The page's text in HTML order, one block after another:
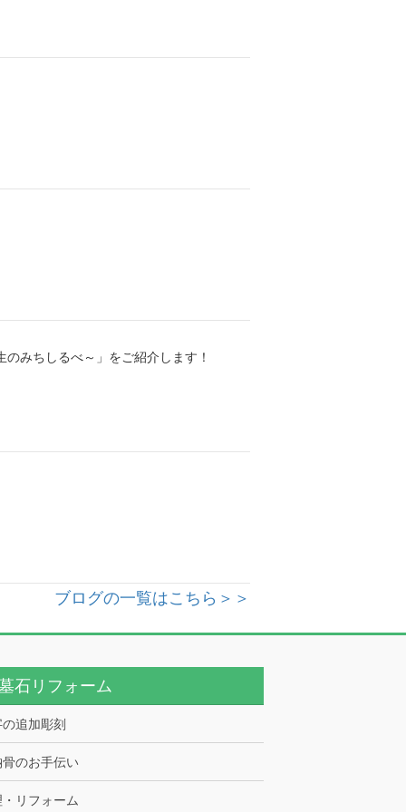
みちしるべ～」をご紹介します！
ブログの一覧はこちら＞＞
リフォーム
追加彫刻
のお手伝い
リフォーム